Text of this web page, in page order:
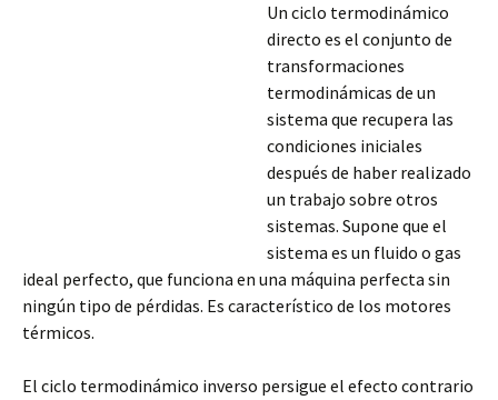
Un ciclo termodinámico
directo es el conjunto de
transformaciones
termodinámicas de un
sistema que recupera las
condiciones iniciales
después de haber realizado
un trabajo sobre otros
sistemas. Supone que el
sistema es un fluido o gas
ideal perfecto, que funciona en una máquina perfecta sin
ningún tipo de pérdidas. Es característico de los motores
térmicos.
El ciclo termodinámico inverso persigue el efecto contrario